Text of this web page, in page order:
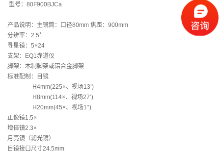
型号：80F900BJCa
产品说明：主镜筒：口径80mm 焦距：900mm
分辨率：2.5〞
寻星镜：5×24
支架：EQ1赤道仪
脚架：木制脚架或铝合金脚架
标准配制：目镜
H4mm(225×、视场13’)
H8mm(114×、视场27’)
H20mm(45×、视场1°)
正像镜1.5×
增倍镜2.3×
月亮镜（滤光镜）
目镜接口尺寸24.5mm